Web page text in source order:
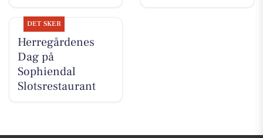
DET SKER
Herregårdenes
Dag på
Sophiendal
Slotsrestaurant